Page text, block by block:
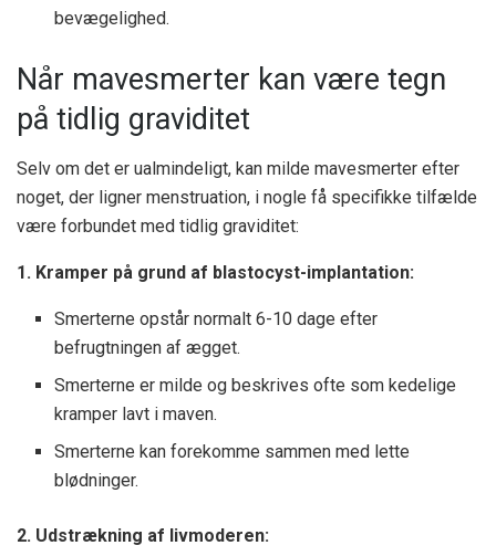
bevægelighed.
Når mavesmerter kan være tegn
på tidlig graviditet
Selv om det er ualmindeligt, kan milde mavesmerter efter
noget, der ligner menstruation, i nogle få specifikke tilfælde
være forbundet med tidlig graviditet:
1. Kramper på grund af blastocyst-implantation:
Smerterne opstår normalt 6-10 dage efter
befrugtningen af ægget.
Smerterne er milde og beskrives ofte som kedelige
kramper lavt i maven.
Smerterne kan forekomme sammen med lette
blødninger.
2. Udstrækning af livmoderen: